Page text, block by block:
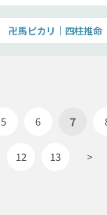
卍馬ピカリ｜四柱推命
5 6 7
12 13 >